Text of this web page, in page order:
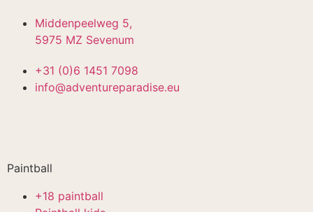
Middenpeelweg 5,
5975 MZ Sevenum
+31 (0)6 1451 7098
info@adventureparadise.eu
Paintball
+18 paintball